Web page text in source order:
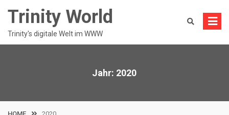
Trinity World
Trinity's digitale Welt im WWW
Jahr: 2020